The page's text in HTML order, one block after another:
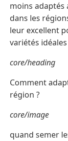
moins
dans les
leur excellent
variétés
core/heading
Comment
région ?
core/image
quand semer